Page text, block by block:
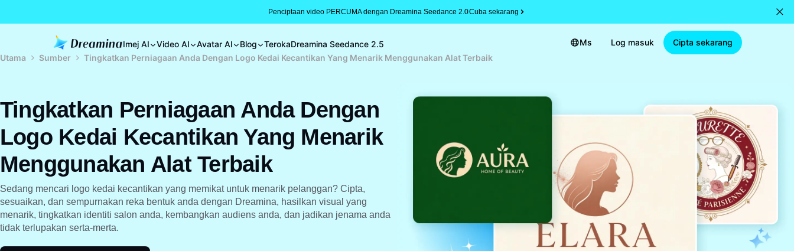
Penciptaan video PERCUMA dengan Dreamina Seedance 2.0Cuba sekarang
Imej AI Video AI Avatar AI Blog TerokaDreamina Seedance 2.5 Ms Log masuk
Cipta sekarang
Utama
Sumber Tingkatkan Perniagaan Anda Dengan Logo Kedai Kecantikan Yang Menarik Menggunakan Alat Terbaik
Tingkatkan Perniagaan Anda Dengan
Logo Kedai Kecantikan Yang Menarik
Menggunakan Alat Terbaik
Sedang mencari logo kedai kecantikan yang memikat untuk menarik pelanggan? Cipta,
sesuaikan, dan sempurnakan reka bentuk anda dengan Dreamina, hasilkan visual yang
menarik, tingkatkan identiti salon anda, kembangkan audiens anda, dan jadikan jenama anda
tidak terlupakan serta-merta.